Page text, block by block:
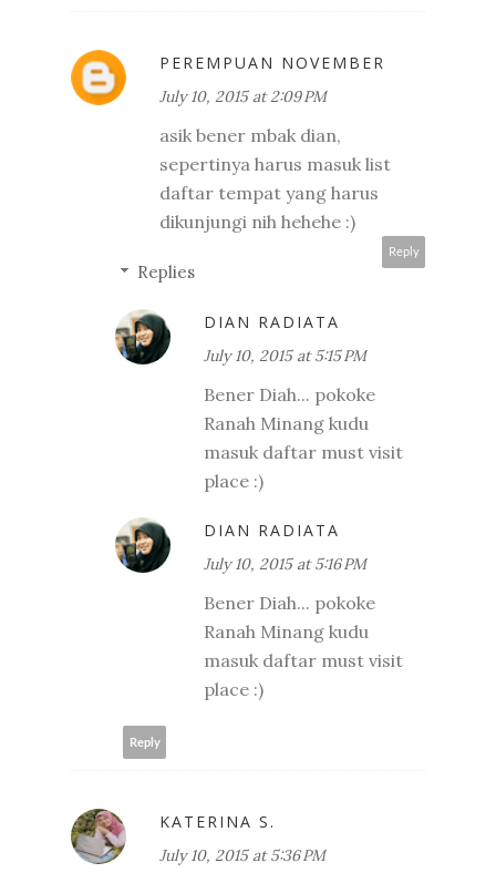
PEREMPUAN NOVEMBER
July 10, 2015 at 2:09 PM
asik bener mbak dian,
sepertinya harus masuk list
daftar tempat yang harus
dikunjungi nih hehehe :)
Reply
Replies
DIAN RADIATA
July 10, 2015 at 5:15 PM
Bener Diah... pokoke
Ranah Minang kudu
masuk daftar must visit
place :)
DIAN RADIATA
July 10, 2015 at 5:16 PM
Bener Diah... pokoke
Ranah Minang kudu
masuk daftar must visit
place :)
Reply
KATERINA S.
July 10, 2015 at 5:36 PM